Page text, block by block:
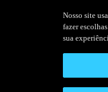
Nosso site
fazer
sua